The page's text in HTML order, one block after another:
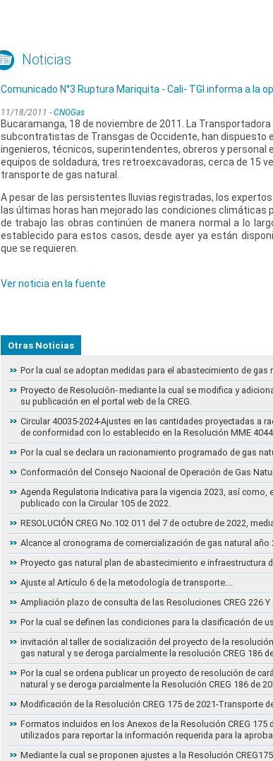
Noticias
Comunicado N°3 Ruptura Mariquita - Cali- TGI informa a la
11/18/2011 - CNOGas
Bucaramanga, 18 de noviembre de 2011. La
subcontratistas de Transgas de Occidente, han dispuesto
ingenieros, técnicos, superintendentes, obreros y personal
equipos de soldadura, tres retroexcavadoras, cerca de 15
transporte de gas natural.
A pesar de las persistentes lluvias registradas, los
las últimas horas han mejorado las condiciones climáticas
de trabajo las obras continúen de manera normal a lo
establecido para estos casos, desde ayer ya están
que se requieren.
Ver noticia en la fuente
Otras Noticias
Por la cual se adoptan medidas para el abastecimiento de
Proyecto de Resolución- mediante la cual se modifica y
su publicación en el portal web de la CREG.
Circular 40035-2024-Ajustes en las cantidades proyectadas a
de conformidad con lo establecido en la Resolución MME
Por la cual se declara un racionamiento programado de gas
Conformación del Consejo Nacional de Operación de Gas
Agenda Regulatoria Indicativa para la vigencia 2023, así
publicado con la Circular 105 de 2022.
RESOLUCIÓN CREG No.102 011 del 7 de octubre de 2022,
Alcance al cronograma de comercialización de gas natural año
Proyecto gas natural plan de abastecimiento e infraestructura
Ajuste al Artículo 6 de la metodología de transporte….
Ampliación plazo de consulta de las Resoluciones CREG 226 Y
Por la cual se definen las condiciones para la clasificación de
invitación al taller de socialización del proyecto de la
gas natural y se deroga parcialmente la resolución CREG 186
Por la cual se ordena publicar un proyecto de resolución de
natural y se deroga parcialmente la Resolución CREG 186 de
Modificación de la Resolución CREG 175 de 2021-Transporte
Formatos incluidos en los Anexos de la Resolución CREG
utilizados para reportar la información requerida para la
Mediante la cual se proponen ajustes a la Resolución